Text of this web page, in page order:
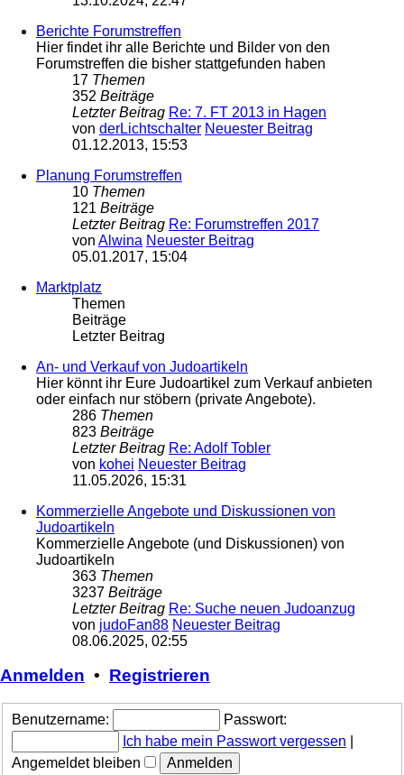
Berichte Forumstreffen
Hier findet ihr alle Berichte und Bilder von den
Forumstreffen die bisher stattgefunden haben
17 Themen
352 Beiträge
Letzter Beitrag Re: 7. FT 2013 in Hagen
von derLichtschalter Neuester Beitrag
01.12.2013, 15:53
Planung Forumstreffen
10 Themen
121 Beiträge
Letzter Beitrag Re: Forumstreffen 2017
von Alwina Neuester Beitrag
05.01.2017, 15:04
Marktplatz
Themen
Beiträge
Letzter Beitrag
An- und Verkauf von Judoartikeln
Hier könnt ihr Eure Judoartikel zum Verkauf anbieten
oder einfach nur stöbern (private Angebote).
286 Themen
823 Beiträge
Letzter Beitrag Re: Adolf Tobler
von kohei Neuester Beitrag
11.05.2026, 15:31
Kommerzielle Angebote und Diskussionen von
Judoartikeln
Kommerzielle Angebote (und Diskussionen) von
Judoartikeln
363 Themen
3237 Beiträge
Letzter Beitrag Re: Suche neuen Judoanzug
von judoFan88 Neuester Beitrag
08.06.2025, 02:55
Anmelden • Registrieren
Benutzername:
Passwort:
Ich habe mein Passwort vergessen
Angemeldet bleiben